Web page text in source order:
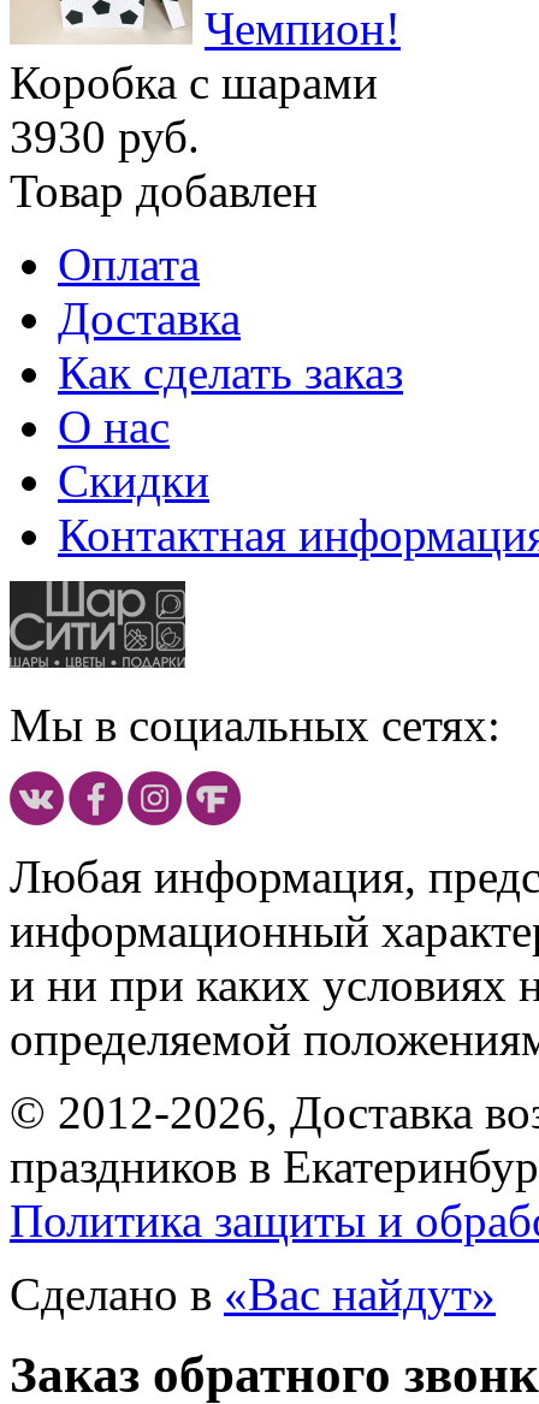
Чемпион!
Коробка с шарами
3930 руб.
Товар добавлен
Оплата
Доставка
Как сделать заказ
О нас
Скидки
Контактная
Мы в социальных сетях:
Любая информация,
информационный
и ни при каких условиях
определяемой
© 2012-2026, Доставка
праздников в
Политика защиты и
Сделано в «Вас найдут»
Заказ обратного